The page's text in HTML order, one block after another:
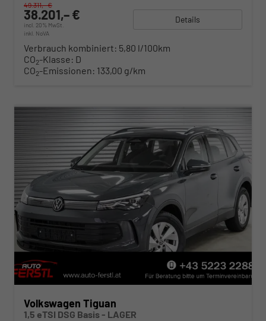
38.201,– €
incl. 20% MwSt.
inkl. NoVA
49.311,– €
Details
Verbrauch kombiniert: 5,80 l/100km
CO2-Klasse: D
CO2-Emissionen: 133,00 g/km
Volkswagen Tiguan
1,5 eTSI DSG Basis - LAGER